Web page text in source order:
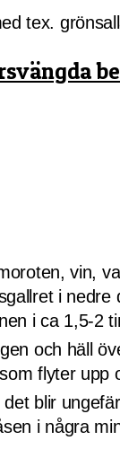
tex.
vin,
i
i ca 1,5-2
och häll
flyter
blir
i några